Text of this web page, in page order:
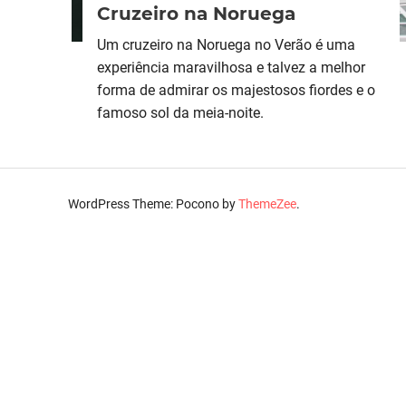
Cruzeiro na Noruega
Um cruzeiro na Noruega no Verão é uma
experiência maravilhosa e talvez a melhor
forma de admirar os majestosos fiordes e o
famoso sol da meia-noite.
WordPress Theme: Pocono byThemeZee.